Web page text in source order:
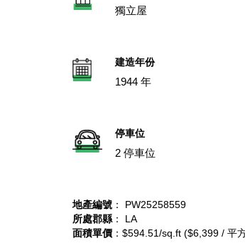
獨立屋
建造年份
1944 年
停車位
2 停車位
地產編號 ： PW25258559
所處郡縣 ： LA
面積單價 ：$594.51/sq.ft ($6,399 / 平